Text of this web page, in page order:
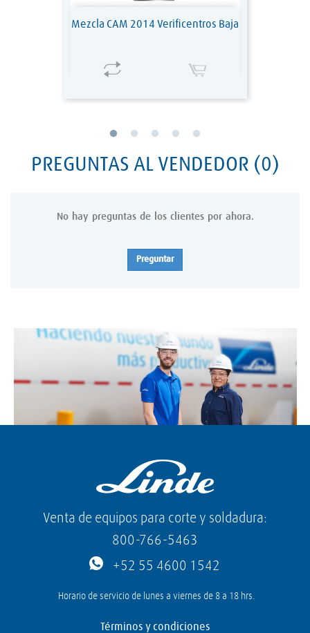
Mezcla CAM 2014 Verificentros Baja
PREGUNTAS AL VENDEDOR (0)
No hay preguntas de los clientes por ahora.
Preguntar
Venta de equipos para corte y soldadura:
800-766-5463
+52 55 4600 1542
Horario de servicio de lunes a viernes de 8 a 18 hrs.
Términos y condiciones